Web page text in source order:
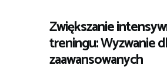
Zwiększanie
treningu: Wyzwanie
zaawansowanych